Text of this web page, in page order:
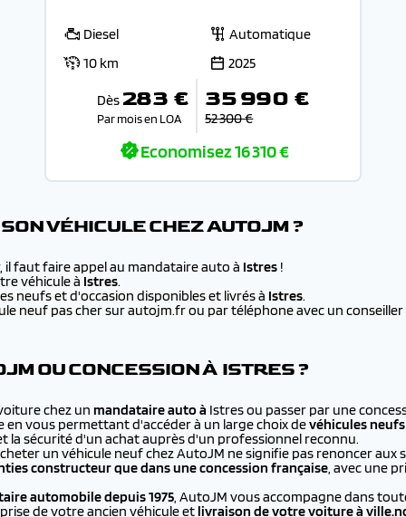
Diesel
Automatique
10 km
2025
Dès 283 €
Par mois en LOA
35 990 €
52 300 €
Economisez16 310 €
VÉHICULE CHEZ AUTOJM ?
faut faire appel au mandataire auto à Istres !
véhicule à Istres.
neufs et d'occasion disponibles et livrés à Istres.
neuf pas cher sur autojm.fr ou par téléphone avec un conseiller
OU CONCESSION À ISTRES ?
chez un mandataire auto à Istres ou passer par une
vous permettant d'accéder à un large choix devéhicules
la sécurité d'un achat auprès d'un professionnel reconnu.
un véhicule neuf chez AutoJM ne signifie pas renoncer
constructeur que dans une concession française, avec une
automobile depuis 1975, AutoJM vous accompagne dans
de votre ancien véhicule etlivraison de votre voiture à